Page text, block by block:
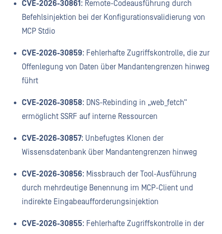
CVE-2026-30861 : Remote-Codeausführung durch
Befehlsinjektion bei der Konfigurationsvalidierung von
MCP Stdio
CVE-2026-30859: Fehlerhafte Zugriffskontrolle, die zur
Offenlegung von Daten über Mandantengrenzen hinweg
führt
CVE-2026-30858: DNS-Rebinding in „web_fetch“
ermöglicht SSRF auf interne Ressourcen
CVE-2026-30857: Unbefugtes Klonen der
Wissensdatenbank über Mandantengrenzen hinweg
CVE-2026-30856: Missbrauch der Tool-Ausführung
durch mehrdeutige Benennung im MCP-Client und
indirekte Eingabeaufforderungsinjektion
CVE-2026-30855: Fehlerhafte Zugriffskontrolle in der